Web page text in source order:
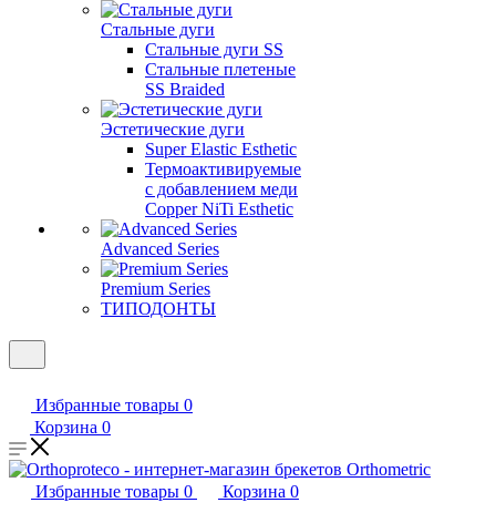
Стальные дуги
Стальные дуги SS
Стальные плетеные
SS Braided
Эстетические дуги
Super Elastic Esthetic
Термоактивируемые
с добавлением меди
Copper NiTi Esthetic
Advanced Series
Premium Series
ТИПОДОНТЫ
Избранные товары 0
Корзина 0
Избранные товары 0 Корзина 0